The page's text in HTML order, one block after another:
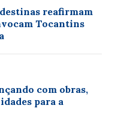
reafirmam
Tocantins
com obras,
para a